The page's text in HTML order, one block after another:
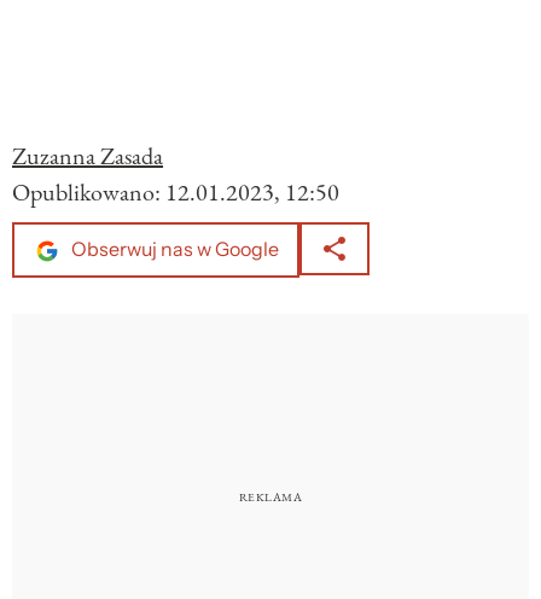
Zuzanna Zasada
Opublikowano: 12.01.2023, 12:50
Obserwuj nas w Google